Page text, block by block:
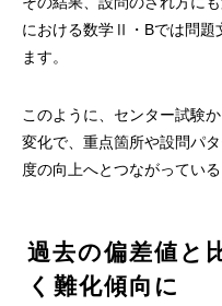
における数学Ⅱ・Bでは問題
ます。
このように、センター試験
変化で、重点箇所や設問パ
度の向上へとつながっている
過去の偏差値と
く難化傾向に